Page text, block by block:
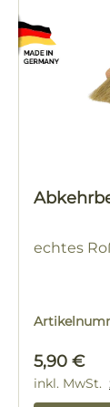
echtes
5,90 €
inkl. MwSt.